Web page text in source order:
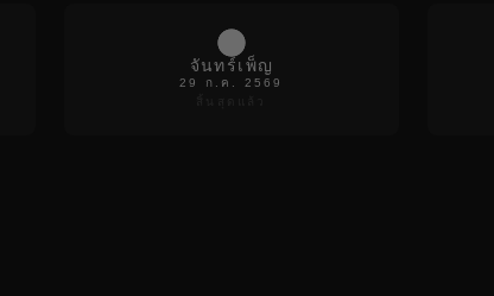
r
e
s
h
จันทร์เพ็ญ
29 ก.ค. 2569